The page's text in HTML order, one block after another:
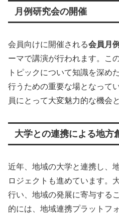
月例研究会の開催
会員向けに開催される会員月
ーマで講演が行われます。こ
トピックについて知識を深め
行うための重要な場となって
員にとって大変魅力的な機会
大学との連携による地方
近年、地域の大学と連携し、
ロジェクトも進めています。
行い、地域の発展に寄与する
的には、地域連携プラットフ